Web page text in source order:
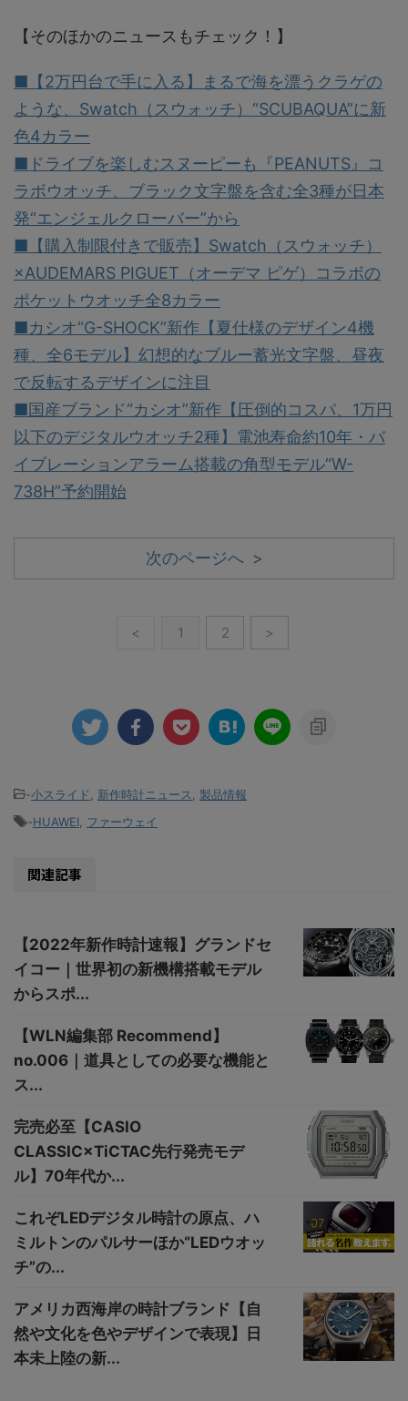
【そのほかのニュースもチェック！】
■【2万円台で手に入る】まるで海を漂うクラゲの
ような、Swatch（スウォッチ）“SCUBAQUA”に新
色4カラー
■ドライブを楽しむスヌーピーも『PEANUTS』コ
ラボウオッチ、ブラック文字盤を含む全3種が日本
発“エンジェルクローバー”から
■【購入制限付きで販売】Swatch（スウォッチ）
×AUDEMARS PIGUET（オーデマ ピゲ）コラボの
ポケットウオッチ全8カラー
■カシオ“G-SHOCK”新作【夏仕様のデザイン4機
種、全6モデル】幻想的なブルー蓄光文字盤、昼夜
で反転するデザインに注目
■国産ブランド“カシオ”新作【圧倒的コスパ、1万円
以下のデジタルウオッチ2種】電池寿命約10年・バ
イブレーションアラーム搭載の角型モデル“W-
738H”予約開始
次のページへ >
< 1 2 >
-小スライド 新作時計ニュース
製品情報
-HUAWEI ファーウェイ
関連記事
【2022年新作時計速報】グランドセ
イコー｜世界初の新機構搭載モデル
からスポ...
【WLN編集部 Recommend】
no.006｜道具としての必要な機能と
ス...
完売必至【CASIO
CLASSIC×TiCTAC先行発売モデ
ル】70年代か...
これぞLEDデジタル時計の原点、ハ
ミルトンのパルサーほか“LEDウオッ
チ”の...
アメリカ西海岸の時計ブランド【自
然や文化を色やデザインで表現】日
本未上陸の新...